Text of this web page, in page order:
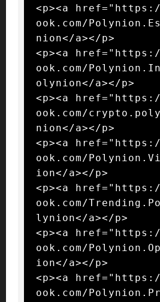
<p><a
ook.com/
nion</a></p>
<p><a
ook.com/
olynion</a></p>
<p><a
ook.com/
nion</a></p>
<p><a
ook.com/
ion</a></p>
<p><a
ook.com/
lynion</a></p>
<p><a
ook.com/
ion</a></p>
<p><a
ook.com/